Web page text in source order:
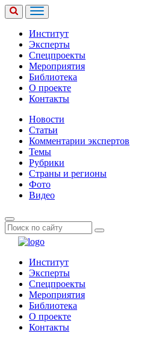
Институт
Эксперты
Спецпроекты
Мероприятия
Библиотека
О проекте
Контакты
Новости
Статьи
Комментарии экспертов
Темы
Рубрики
Страны и регионы
Фото
Видео
Институт
Эксперты
Спецпроекты
Мероприятия
Библиотека
О проекте
Контакты